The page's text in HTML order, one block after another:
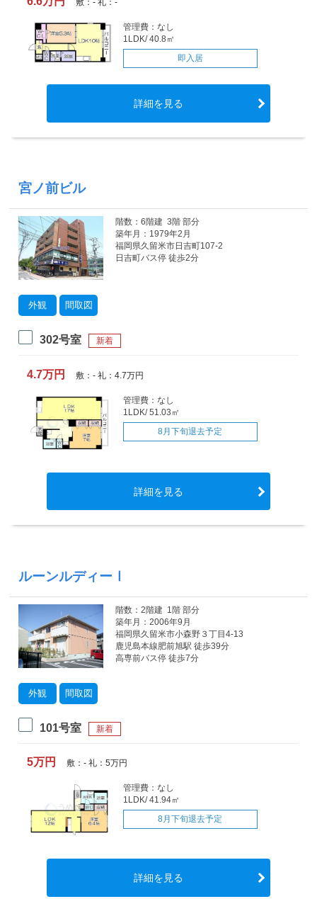
敷：- 礼：-
管理費：なし
1LDK/ 40.8㎡
即入居
詳細を見る
宮ノ前ビル
外観 間取図
階数：6階建 3階 部分
築年月：1979年2月
福岡県久留米市日吉町107-2
日吉町バス停 徒歩2分
302号室 新着
4.7万円 敷：- 礼：4.7万円
管理費：なし
1LDK/ 51.03㎡
8月下旬退去予定
詳細を見る
ルーンルディーⅠ
外観 間取図
階数：2階建 1階 部分
築年月：2006年9月
福岡県久留米市小森野３丁目4-13
鹿児島本線肥前旭駅 徒歩39分
高専前バス停 徒歩7分
101号室 新着
5万円 敷：- 礼：5万円
管理費：なし
1LDK/ 41.94㎡
8月下旬退去予定
詳細を見る